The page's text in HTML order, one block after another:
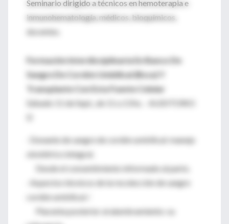
Seminario dirigido a técnicos en hemoterapia e
inmunohematología, médicos, bioquímicos,
docentes.
Formación Interdisciplinaria En Banco De
Sangre De Cordón Umbilical (Bscu) Y
Transplante Con Esta Fuente Celular
Sábado 11 de Sept., de 11 a 13 hs. - AUDITORIO
· Donante de sangre de cordón umbilical: manejo
obstétrico integral.
Desde el consentimiento informado al parto.
· Aspectos técnicos de la recolección de sangre
cordón umbilical /
Placenta posterior al alumbramiento: su